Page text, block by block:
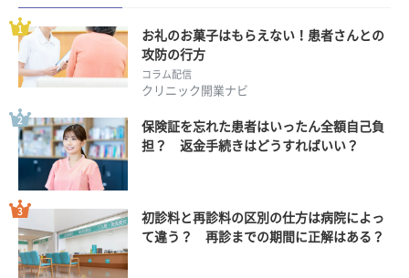
お礼のお菓子はもらえない！患者さんとの
攻防の行方
コラム配信
クリニック開業ナビ
保険証を忘れた患者はいったん全額自己負
担？ 返金手続きはどうすればいい？
初診料と再診料の区別の仕方は病院によっ
て違う？ 再診までの期間に正解はある？